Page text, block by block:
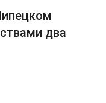
два